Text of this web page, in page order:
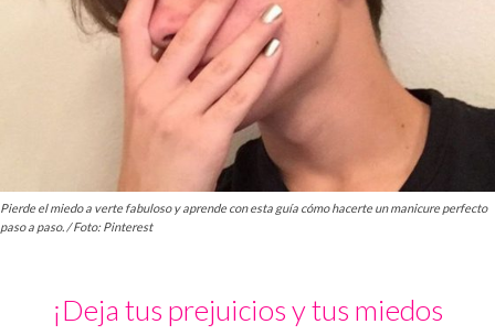
Pierde el miedo a verte fabuloso y aprende con esta guía cómo hacerte un manicure perfecto
paso a paso. / Foto: Pinterest
¡Deja tus prejuicios y tus miedos